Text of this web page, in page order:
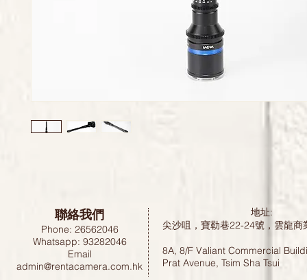
聯絡我們
Phone: 26562046
Whatsapp: 93282046
Email
admin@rentacamera.com.hk
地址:
尖沙咀，寶勒巷22-24號，雲龍
8A, 8/F Valiant Commercial
Prat Avenue, Tsim Sha Tsui